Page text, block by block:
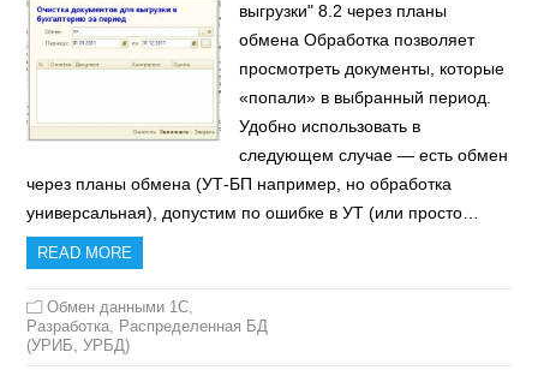
выгрузки" 8.2 через планы
обмена Обработка позволяет
просмотреть документы, которые
«попали» в выбранный период.
Удобно использовать в
следующем случае — есть обмен
через планы обмена (УТ-БП например, но обработка
универсальная), допустим по ошибке в УТ (или просто…
READ MORE
Обмен данными 1С,
Разработка, Распределенная БД
(УРИБ, УРБД)